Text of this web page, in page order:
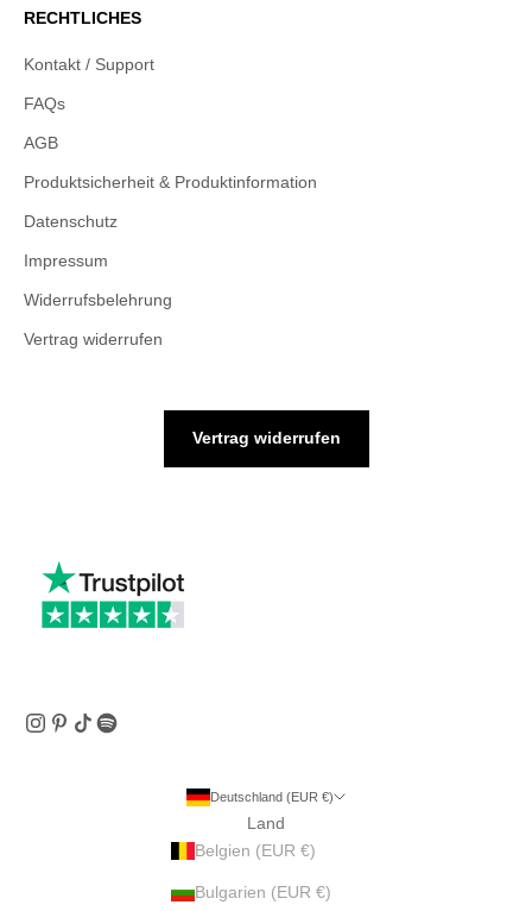
RECHTLICHES
Kontakt / Support
FAQs
AGB
Produktsicherheit & Produktinformation
Datenschutz
Impressum
Widerrufsbelehrung
Vertrag widerrufen
Vertrag widerrufen
Deutschland (EUR €)
Land
Belgien (EUR €)
Bulgarien (EUR €)